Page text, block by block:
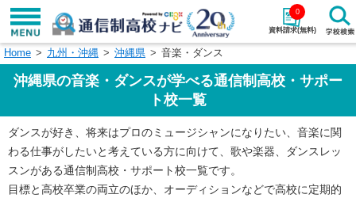
資料請求(無料)
0
学校名で探す
エリアから探す 特徴から探す
エリアを選択して探す
Home 九州・沖縄 沖縄県 音楽・ダンス
沖縄県の音楽・ダンスが学べる通信制高校・サポー
ト校一覧
ダンスが好き、将来はプロのミュージシャンになりたい、音楽に関
わる仕事がしたいと考えている方に向けて、歌や楽器、ダンスレッ
スンがある通信制高校・サポート校一覧です。
目標と高校卒業の両立のほか、オーディションなどで高校に定期的